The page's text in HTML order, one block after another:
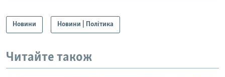
Новини Новини | Політика
Читайте також